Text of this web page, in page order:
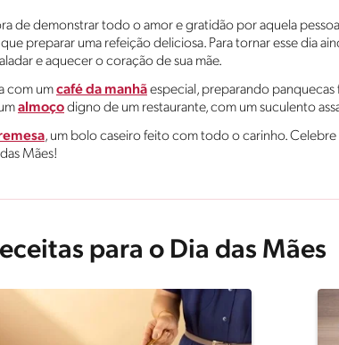
de demonstrar todo o amor e gratidão por aquela
preparar uma refeição deliciosa. Para tornar esse dia
e aquecer o coração de sua mãe.
com umcafé da manhãespecial, preparando panquecas
almoçodigno de um restaurante, com um suculento
, um bolo caseiro feito com todo o carinho.
Mães!
para o Dia das Mães